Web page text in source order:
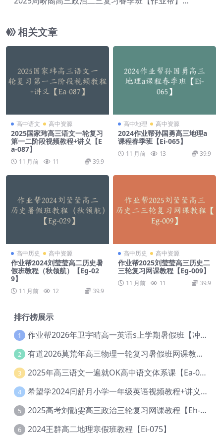
相关文章
高中语文 高中资源
2025国家玮高三语文一轮复习
第一二阶段视频教程+讲义【E
a-087】
11 月前 11 39.9
高中地理 高中资源
2024作业帮孙国勇高三地理a
课程春季班【Ei-065】
11 月前 13 39.9
高中历史 高中资源
作业帮2024刘莹莹高二历史暑
假班教程（秋领航）【Eg-02
9】
11 月前 12 39.9
高中历史 高中资源
作业帮2025刘莹莹高三历史二
三轮复习网课教程【Eg-009】
11 月前 11 39.9
排行榜展示
1 作业帮2026年卫宇晴高一英语s上学期暑假班【冲顶班】【Ec-003】
2 有道2026莫荒年高三物理一轮复习暑假班网课教程【Ef-044】
3 2025年高三语文一遍就OK高中语文体系课【Ea-028】
4 希望学2024闫舒月小学一年级英语视频教程+讲义【Cc-004】
5 2025高考刘勖雯高三政治三轮复习网课教程【Eh-061】
6 2024王群高二地理寒假班教程【Ei-075】